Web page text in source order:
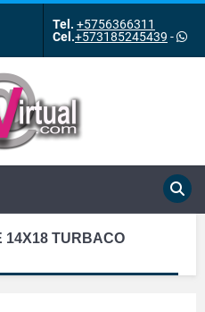
Tel. +5756366311
Cel.+573185245439 -
14X18 TURBACO